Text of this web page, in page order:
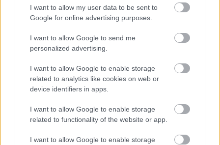
I want to allow my user data to be sent to
Google for online advertising purposes.
I want to allow Google to send me
personalized advertising.
I want to allow Google to enable storage
related to analytics like cookies on web or
device identifiers in apps.
I want to allow Google to enable storage
related to functionality of the website or app.
I want to allow Google to enable storage
Kapcsolódó hírek
NEMANJA MATIC